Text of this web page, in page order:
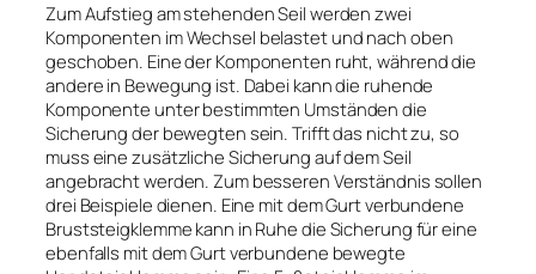
Zum Aufstieg am stehenden Seil werden zwei
Komponenten im Wechsel belastet und nach oben
geschoben. Eine der Komponenten ruht, während die
andere in Bewegung ist. Dabei kann die ruhende
Komponente unter bestimmten Umständen die
Sicherung der bewegten sein. Trifft das nicht zu, so
muss eine zusätzliche Sicherung auf dem Seil
angebracht werden. Zum besseren Verständnis sollen
drei Beispiele dienen. Eine mit dem Gurt verbundene
Bruststeigklemme kann in Ruhe die Sicherung für eine
ebenfalls mit dem Gurt verbundene bewegte